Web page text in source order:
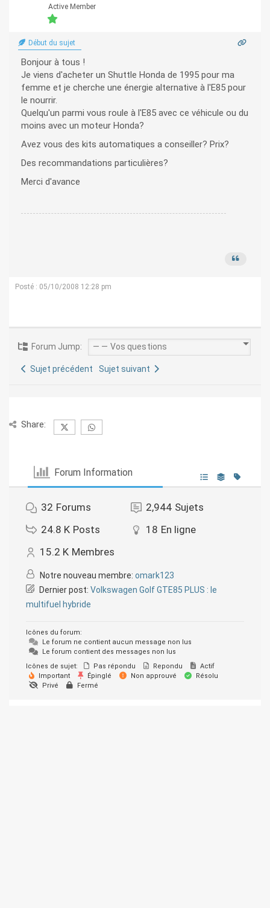
Active Member
Début du sujet
Bonjour à tous !
Je viens d'acheter un Shuttle Honda de 1995 pour ma
femme et je cherche une énergie alternative à l'E85 pour
le nourrir.
Quelqu'un parmi vous roule à l'E85 avec ce véhicule ou du
moins avec un moteur Honda?
Avez vous des kits automatiques a conseiller? Prix?
Des recommandations particulières?
Merci d'avance
Posté : 05/10/2008 12:28 pm
Forum Jump:
Sujet précédent Sujet suivant
Share:
Forum Information
32 Forums 2,944 Sujets
24.8 K Posts 18 En ligne
15.2 K Membres
Notre nouveau membre: omark123
Dernier post: Volkswagen Golf GTE85 PLUS : le
multifuel hybride
Icônes du forum:
Le forum ne contient aucun message non lus
Le forum contient des messages non lus
Icônes de sujet:
Pas répondu Repondu
Actif
Important
Épinglé Non approuvé
Résolu
Privé
Fermé